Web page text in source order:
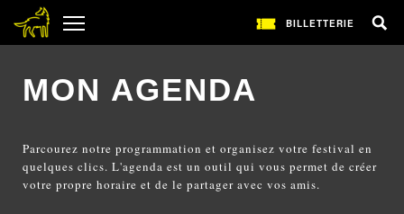
BILLETTERIE
MON AGENDA
Parcourez notre programmation et organisez votre festival en
quelques clics. L'agenda est un outil qui vous permet de créer
votre propre horaire et de le partager avec vos amis.